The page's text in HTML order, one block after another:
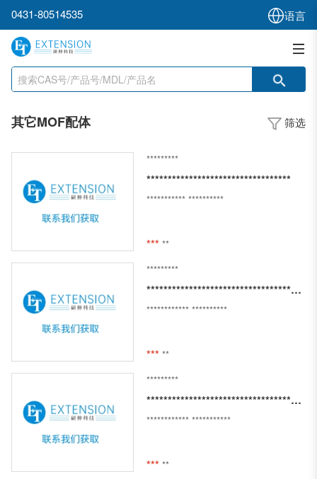
0431-80514535 语言
其它MOF配体 筛选
*********
**********************************
*********** **********
*** **
*********
**************************************
************ **********
*** **
*********
********************************************************************************
************ ***********
*** **